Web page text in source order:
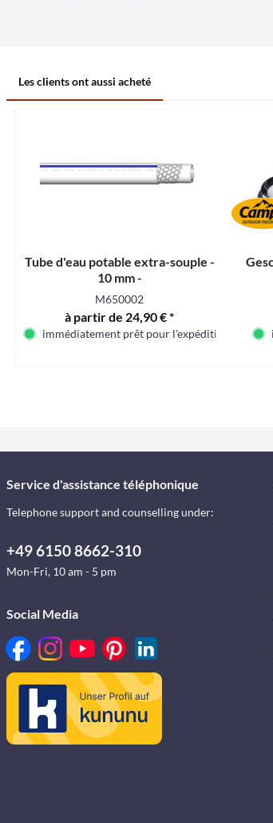
Les clients ont aussi acheté
Tube d'eau potable extra-souple -
10 mm -
M650002
à partir de 24,90 € *
immédiatement prêt pour l'expédition
Service d'assistance téléphonique
Telephone support and counselling under:
+49 6150 8662-310
Mon-Fri, 10 am - 5 pm
Social Media